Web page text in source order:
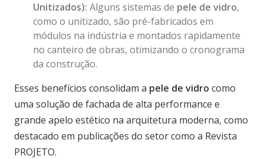
Unitizados): Alguns sistemas de pele de vidro,
como o unitizado, são pré-fabricados em
módulos na indústria e montados rapidamente
no canteiro de obras, otimizando o cronograma
da construção.
Esses benefícios consolidam a pele de vidro como
uma solução de fachada de alta performance e
grande apelo estético na arquitetura moderna, como
destacado em publicações do setor como a Revista
PROJETO.